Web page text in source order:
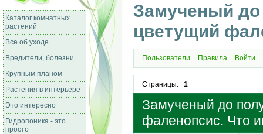
Каталог комнатных
растений
Все об уходе
Вредители, болезни
Крупным планом
Растения в интерьере
Это интересно
Гидропоника - это
просто
Замученый
цветущий
Пользователи Правила Войти
Страницы: 1
Замученый до
фаленопсис. Что